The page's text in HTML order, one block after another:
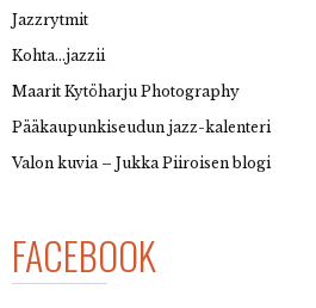
Jazzrytmit
Kohta…jazzii
Maarit Kytöharju Photography
Pääkaupunkiseudun jazz-kalenteri
Valon kuvia – Jukka Piiroisen blogi
FACEBOOK